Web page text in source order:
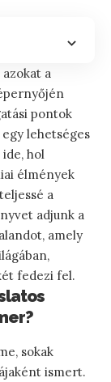
a
pontok
lehetséges
hol
élmények
a
adjunk a
amely
fedezi fel.
sokak
ismert.